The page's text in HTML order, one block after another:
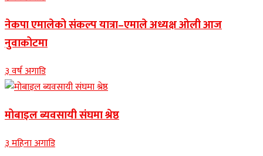
नेकपा एमालेको संकल्प यात्रा–एमाले अध्यक्ष ओली आज
नुवाकोटमा
३ वर्ष अगाडि
मोबाइल ब्यवसायी संघमा श्रेष्ठ
३ महिना अगाडि